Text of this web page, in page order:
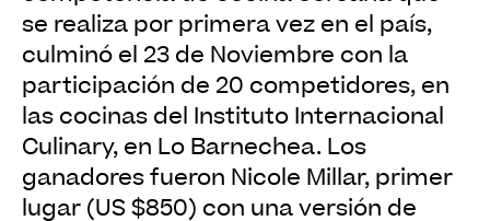
se realiza por primera vez en el país,
culminó el 23 de Noviembre con la
participación de 20 competidores, en
las cocinas del Instituto Internacional
Culinary, en Lo Barnechea. Los
ganadores fueron Nicole Millar, primer
lugar (US $850) con una versión de